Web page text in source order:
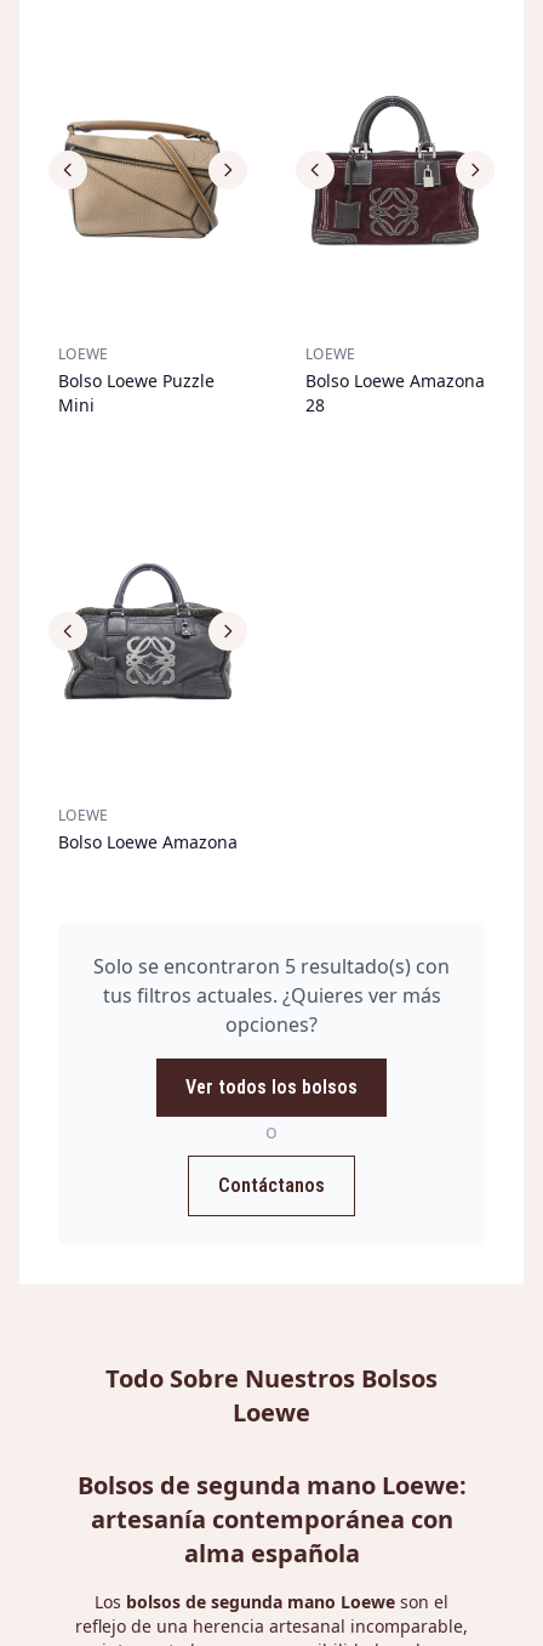
AGOTADO
LOEWE
Bolso Loewe Puzzle
Mini
AGOTADO
LOEWE
Bolso Loewe Amazona
28
AGOTADO
LOEWE
Bolso Loewe Amazona
Solo se encontraron 5 resultado(s) con
tus filtros actuales. ¿Quieres ver más
opciones?
Ver todos los bolsos
o
Contáctanos
Todo Sobre Nuestros Bolsos
Loewe
Bolsos de segunda mano Loewe:
artesanía contemporánea con
alma española
Los bolsos de segunda mano Loewe son el
reflejo de una herencia artesanal incomparable,